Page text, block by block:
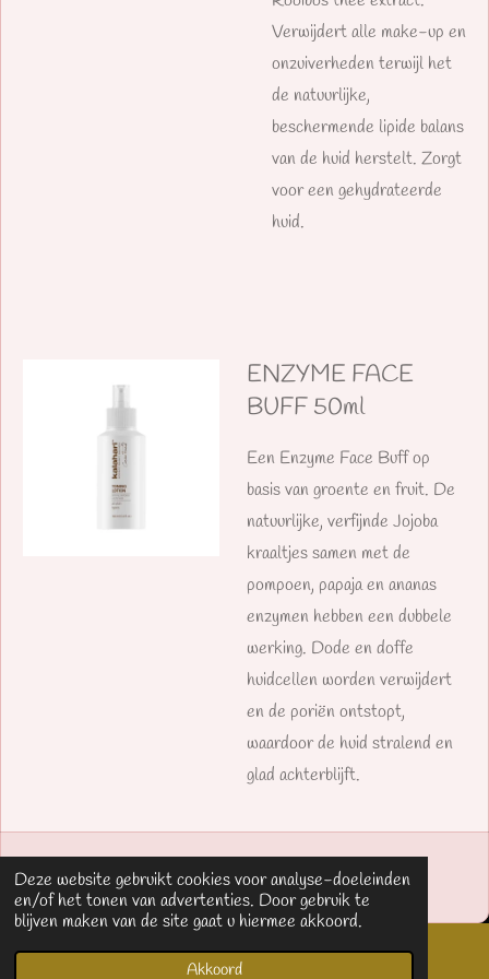
Deze website gebruikt cookies voor analyse-doeleinden
en/of het tonen van advertenties. Door gebruik te
blijven maken van de site gaat u hiermee akkoord.
Akkoord
Verwijdert alle make-up en
onzuiverheden terwijl het
de natuurlijke,
beschermende lipide balans
van de huid herstelt. Zorgt
voor een gehydrateerde
huid.
ENZYME FACE
BUFF 50ml
Een Enzyme Face Buff op
basis van groente en fruit. De
natuurlijke, verfijnde Jojoba
kraaltjes samen met de
pompoen, papaja en ananas
enzymen hebben een dubbele
werking. Dode en doffe
huidcellen worden verwijdert
en de poriën ontstopt,
waardoor de huid stralend en
glad achterblijft.
Powered byJouwWeb